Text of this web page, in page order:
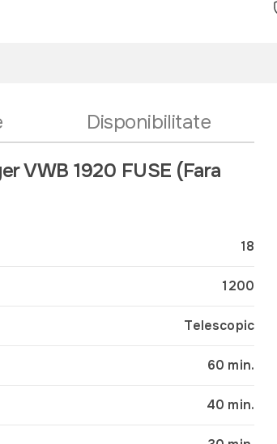
Disponibilitate
VWB 1920 FUSE (Fara
18
1200
Telescopic
60 min.
40 min.